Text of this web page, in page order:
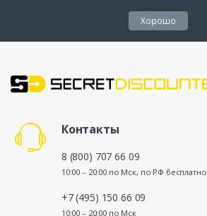
Хорошо
Контакты
8 (800) 707 66 09
10:00 – 20:00 по Мск, по РФ бесплатно
+7 (495) 150 66 09
10:00 – 20:00 по Мск